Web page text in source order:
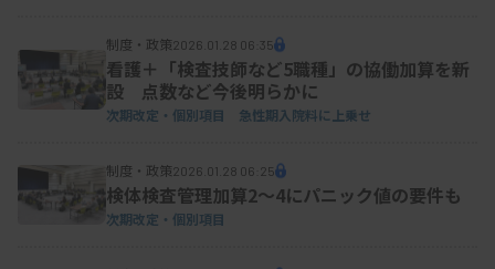
制度・政策2026.01.28 06:35
看護＋「検査技師など5職種」の協働加算を新
設 点数など今後明らかに
次期改定・個別項目 急性期入院料に上乗せ
制度・政策2026.01.28 06:25
検体検査管理加算2～4にパニック値の要件も
次期改定・個別項目